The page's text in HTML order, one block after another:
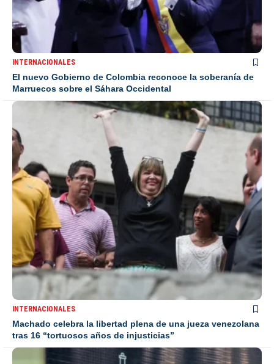
INTERNACIONALES
El nuevo Gobierno de Colombia reconoce la soberanía de
Marruecos sobre el Sáhara Occidental
INTERNACIONALES
Machado celebra la libertad plena de una jueza venezolana
tras 16 “tortuosos años de injusticias”